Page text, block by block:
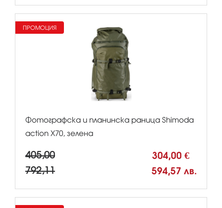
Фотографска и планинска раница Shimoda
action X70, зелена
405,00 304,00 €
792,11 594,57 лв.
ПРОМОЦИЯ